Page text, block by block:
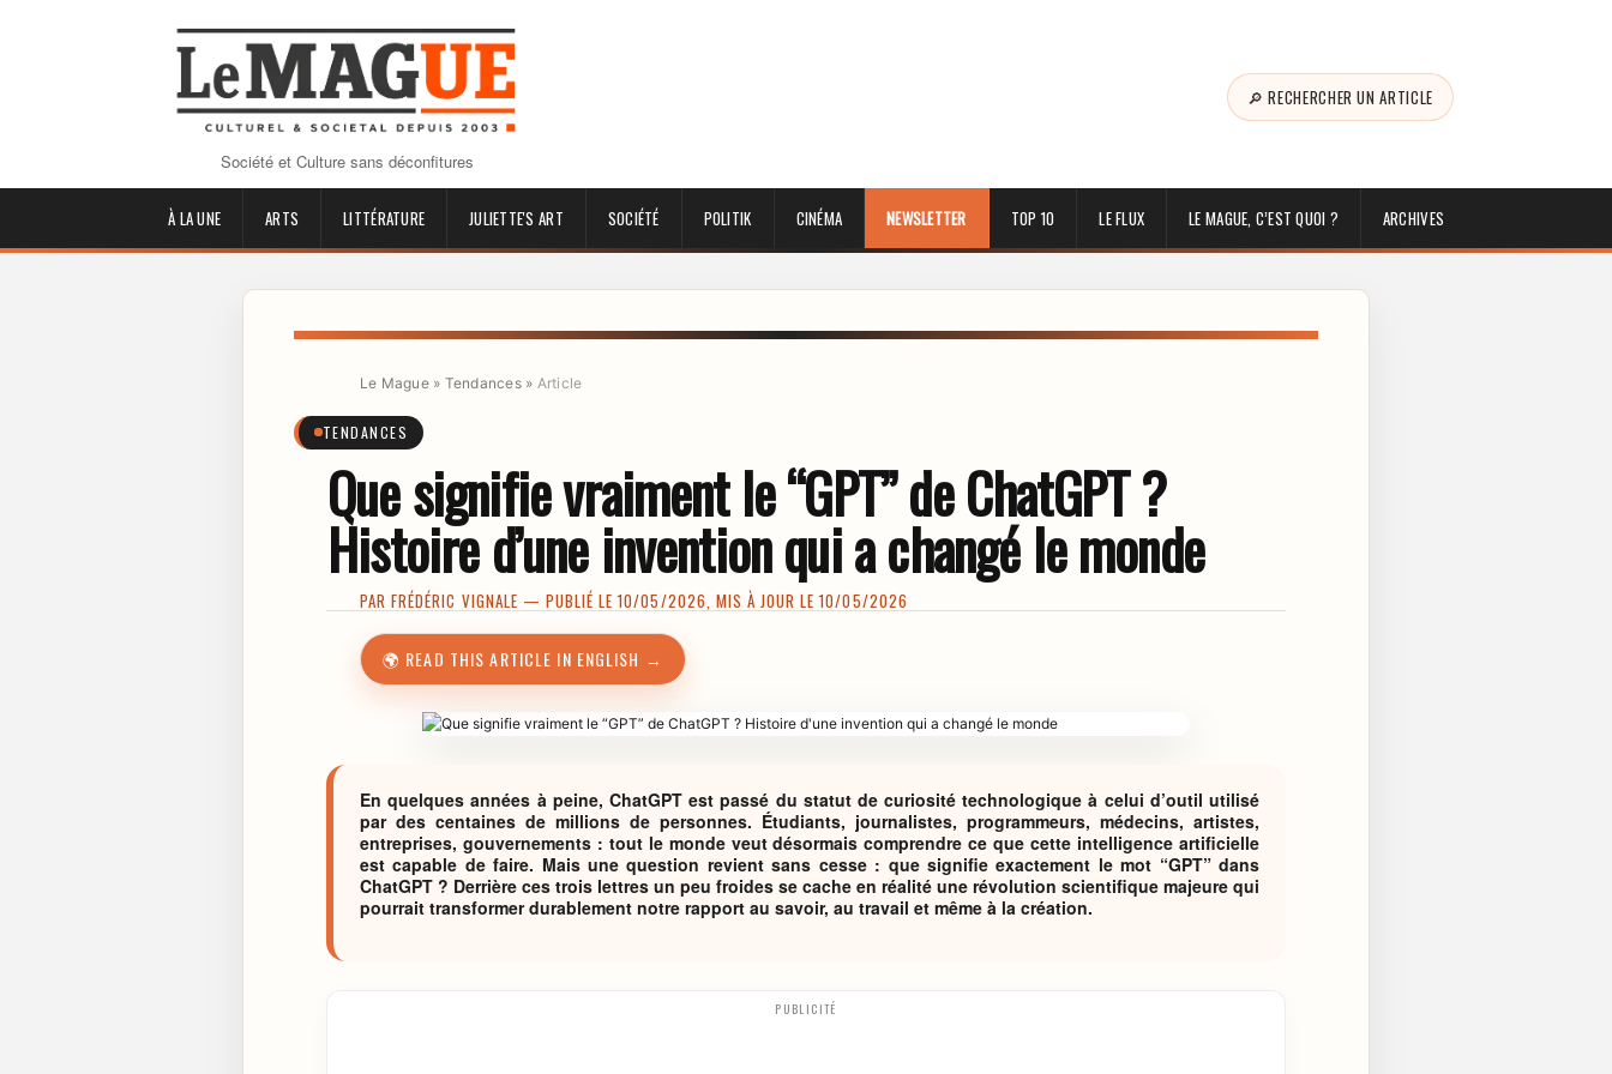
Société et Culture sans déconfitures
🔎 RECHERCHER UN ARTICLE
À LA UNE ARTS LITTÉRATURE JULIETTE'S ART SOCIÉTÉ POLITIK CINÉMA NEWSLETTER TOP 10 LE FLUX LE MAGUE, C’EST QUOI ? ARCHIVES
Le Mague» Tendances» Article
TENDANCES
Que signifie vraiment le “GPT” de ChatGPT ?
Histoire d’une invention qui a changé le monde
PARFRÉDÉRIC VIGNALE — PUBLIÉ LE 10/05/2026, MIS À JOUR LE 10/05/2026
🌍 READ THIS ARTICLE IN ENGLISH →
En quelques années à peine, ChatGPT est passé du statut de curiosité technologique à celui d’outil utilisé
par des centaines de millions de personnes. Étudiants, journalistes, programmeurs, médecins, artistes,
entreprises, gouvernements : tout le monde veut désormais comprendre ce que cette intelligence artificielle
est capable de faire. Mais une question revient sans cesse : que signifie exactement le mot “GPT” dans
ChatGPT ? Derrière ces trois lettres un peu froides se cache en réalité une révolution scientifique majeure qui
pourrait transformer durablement notre rapport au savoir, au travail et même à la création.
PUBLICITÉ